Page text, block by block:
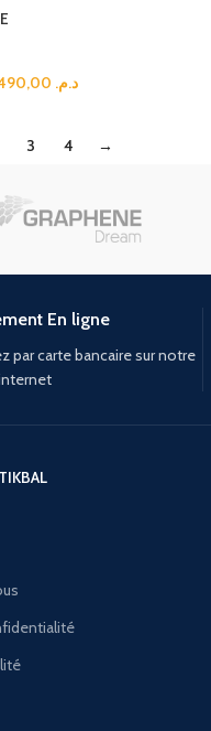
د.م.
3 4 →
En ligne
par carte bancaire sur notre